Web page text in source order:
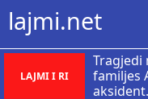
lajmi.net
LAJMI I RI
Tragjedi
familjes